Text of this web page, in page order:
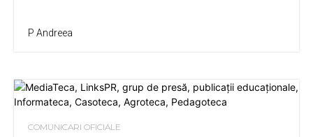
P Andreea
COMUNICARI OFICIALE